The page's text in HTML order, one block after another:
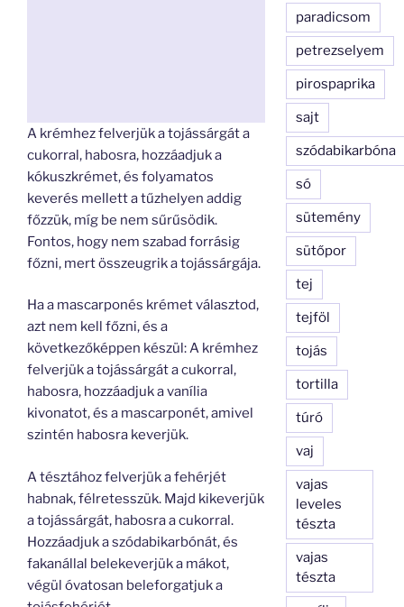
A krémhez felverjük a tojássárgát a
cukorral, habosra, hozzáadjuk a
kókuszkrémet, és folyamatos
keverés mellett a tűzhelyen addig
főzzük, míg be nem sűrűsödik.
Fontos, hogy nem szabad forrásig
főzni, mert összeugrik a tojássárgája.
Ha a mascarponés krémet választod,
azt nem kell főzni, és a
következőképpen készül: A krémhez
felverjük a tojássárgát a cukorral,
habosra, hozzáadjuk a vanília
kivonatot, és a mascarponét, amivel
szintén habosra keverjük.
A tésztához felverjük a fehérjét
habnak, félretesszük. Majd kikeverjük
a tojássárgát, habosra a cukorral.
Hozzáadjuk a szódabikarbónát, és
fakanállal belekeverjük a mákot,
végül óvatosan beleforgatjuk a
paradicsom
petrezselyem
pirospaprika
sajt
szódabikarbóna
só
sütemény
sütőpor
tej
tejföl
tojás
tortilla
túró
vaj
vajas
leveles
tészta
vajas
tészta